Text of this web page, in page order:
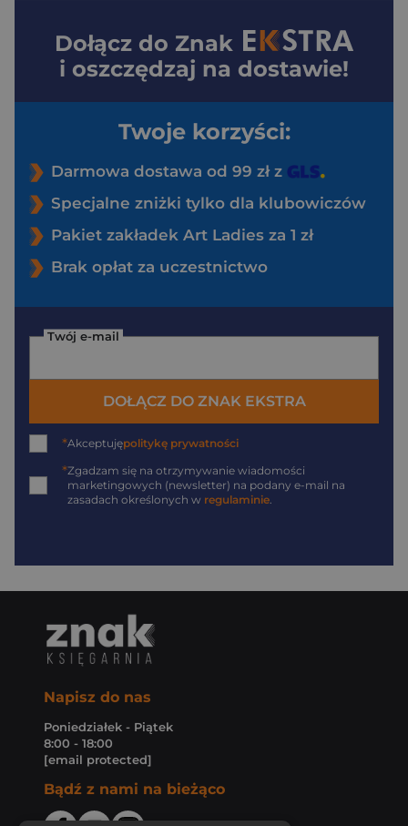
Dołącz do Znak
i oszczędzaj na dostawie!
Twoje korzyści:
Darmowa dostawa od 99 zł z
Specjalne zniżki tylko dla klubowiczów
Pakiet zakładek Art Ladies za 1 zł
Brak opłat za uczestnictwo
Twój e-mail
DOŁĄCZ DO ZNAK EKSTRA
*Akceptujępolitykę prywatności
*Zgadzam się na otrzymywanie wiadomości
marketingowych (newsletter) na podany e-mail na
zasadach określonych w regulaminie.
Napisz do nas
Poniedziałek - Piątek
8:00 - 18:00
[email protected]
Bądź z nami na bieżąco